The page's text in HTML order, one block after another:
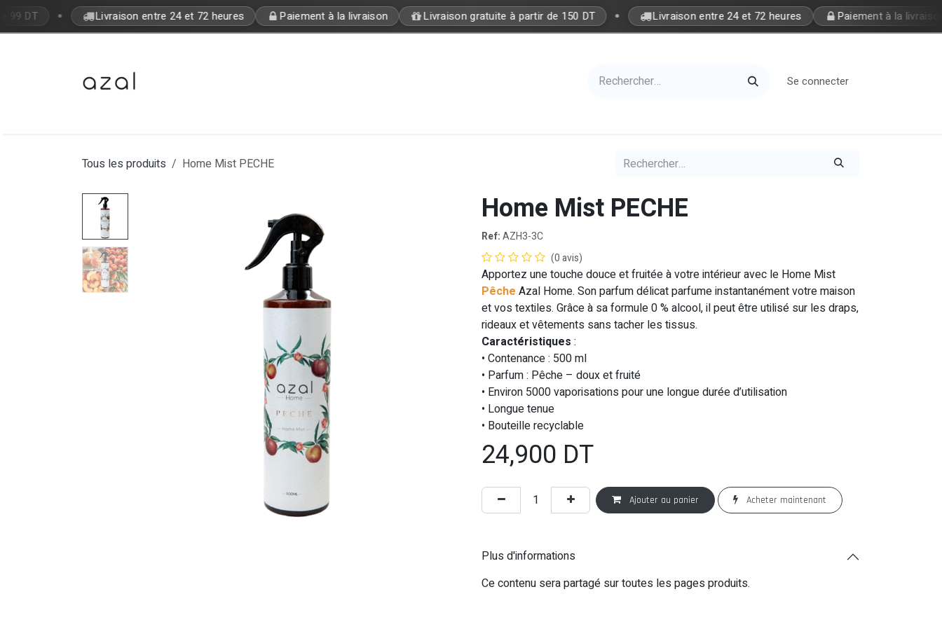
Se rendre au contenu
DT Livraison entre 24 et 72 heures Paiement à la livraison Livraison gratuite à partir de 150 DT • Livraison entre 24 et 72 heures Paiement à la livraison
Se connecter
Tous les produits Home Mist PECHE
Home Mist PECHE
Ref:AZH3-3C
(0 avis)
Apportez une touche douce et fruitée à votre intérieur avec le Home Mist
Pêche Azal Home. Son parfum délicat parfume instantanément votre maison
et vos textiles. Grâce à sa formule 0 % alcool, il peut être utilisé sur les draps,
rideaux et vêtements sans tacher les tissus.
Caractéristiques :
• Contenance : 500 ml
• Parfum : Pêche – doux et fruité
• Environ 5000 vaporisations pour une longue durée d’utilisation
• Longue tenue
• Bouteille recyclable
24,900 DT
Ajouter au panier Acheter maintenant
Plus d'informations
Ce contenu sera partagé sur toutes les pages produits.